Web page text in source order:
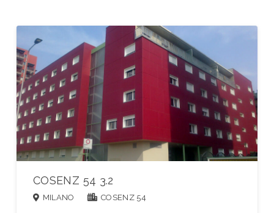
COSENZ 54 3.2
MILANO COSENZ 54